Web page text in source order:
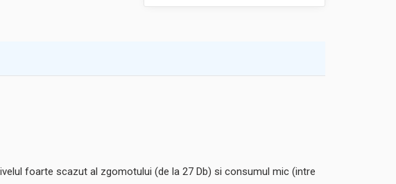
foarte scazut al zgomotului (de la 27 Db) si consumul mic (intre